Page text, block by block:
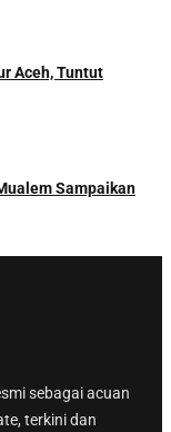
Aceh, Tuntut
Sampaikan
sebagai acuan
terkini dan